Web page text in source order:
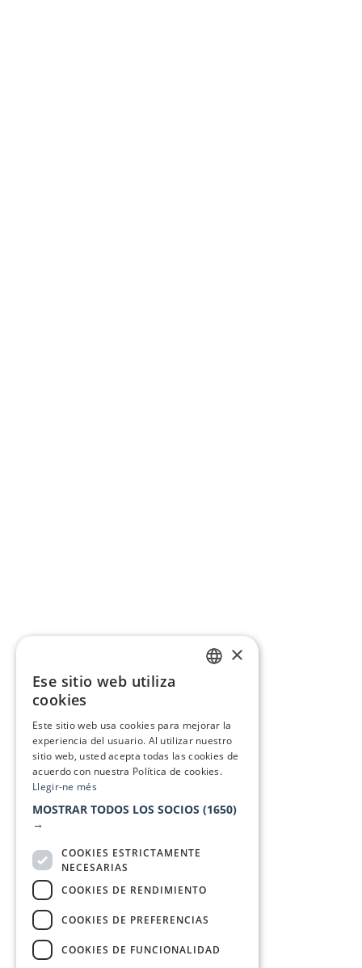
×
Ese sitio web utiliza
cookies
Este sitio web usa cookies para mejorar la
experiencia del usuario. Al utilizar nuestro
sitio web, usted acepta todas las cookies de
acuerdo con nuestra Política de cookies.
Llegir-ne més
MOSTRAR TODOS LOS SOCIOS (1650)
→
COOKIES ESTRICTAMENTE
NECESARIAS
COOKIES DE RENDIMIENTO
COOKIES DE PREFERENCIAS
COOKIES DE FUNCIONALIDAD